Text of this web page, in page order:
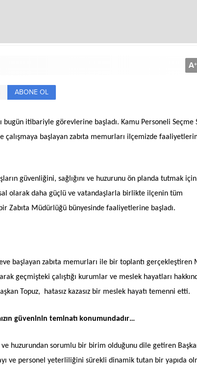
A+
ABONE OL
itibariyle görevlerine başladı. Kamu Personeli Seçme
çalışmaya başlayan zabıta memurları ilçemizde
güvenliğini, sağlığını ve huzurunu ön planda tutmak için
olarak daha güçlü ve vatandaşlarla birlikte ilçenin tüm
Zabıta Müdürlüğü bünyesinde faaliyetlerine başladı.
başlayan zabıta memurları ile bir toplantı gerçekleştiren
geçmişteki çalıştığı kurumlar ve meslek hayatları
Topuz, hatasız kazasız bir meslek hayatı temenni etti.
güveninin teminatı konumundadır…
ve huzurundan sorumlu bir birim olduğunu dile getiren
ve personel yeterliliğini sürekli dinamik tutan bir yapıda